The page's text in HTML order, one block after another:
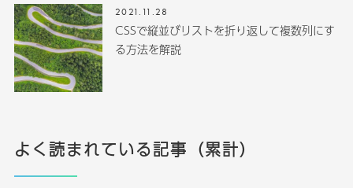
2021.11.28
CSSで縦並びリストを折り返して複数列にす
る方法を解説
よく読まれている記事（累計）